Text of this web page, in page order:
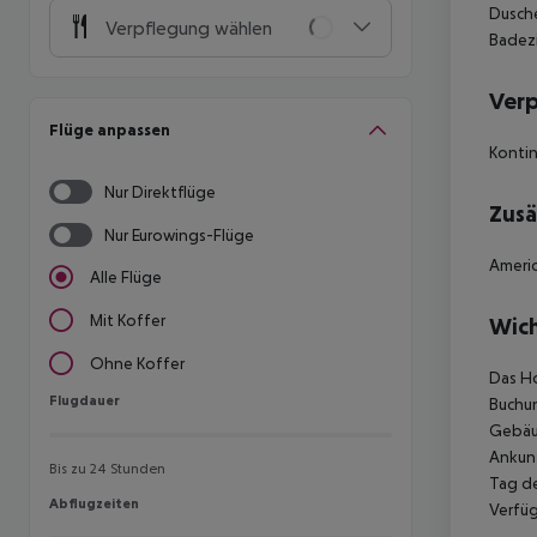
Verpflegung wählen
Flüge anpassen
Nur Direktflüge
Nur Eurowings-Flüge
Alle Flüge
Mit Koffer
Ohne Koffer
Flugdauer
Flugdauer
Bis zu 24 Stunden
Abflugzeiten
Abflugzeiten
Das
Tag